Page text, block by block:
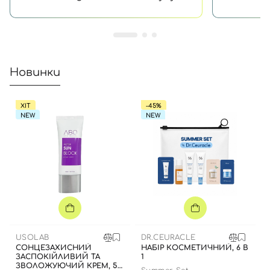
Новинки
ХІТ
NEW
USOLAB
СОНЦЕЗАХИСНИЙ
ЗАСПОКІЙЛИВИЙ ТА
ЗВОЛОЖУЮЧИЙ КРЕМ, 50
-45%
NEW
DR.CEURACLE
НАБІР КОСМЕТИЧНИЙ, 6 В
1
Вхід Реєстрація
Номер телефону